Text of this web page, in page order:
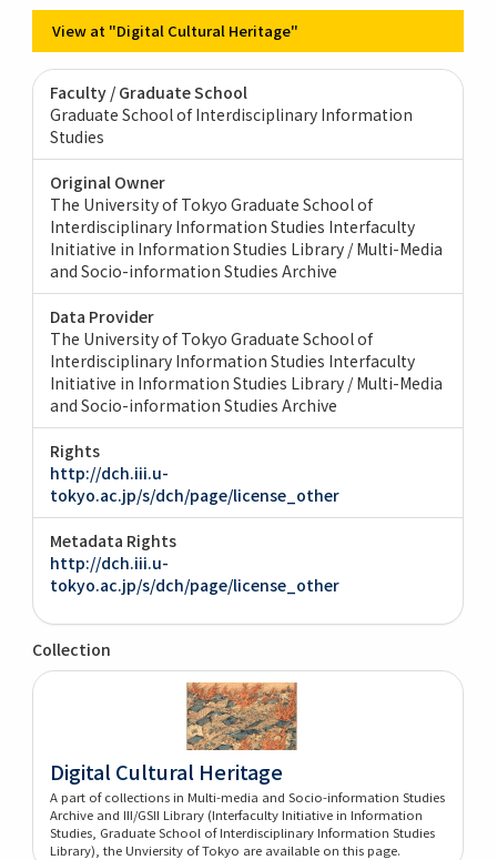
View at "Digital Cultural Heritage"
Faculty / Graduate School
Graduate School of Interdisciplinary Information
Studies
Original Owner
The University of Tokyo Graduate School of
Interdisciplinary Information Studies Interfaculty
Initiative in Information Studies Library / Multi-Media
and Socio-information Studies Archive
Data Provider
The University of Tokyo Graduate School of
Interdisciplinary Information Studies Interfaculty
Initiative in Information Studies Library / Multi-Media
and Socio-information Studies Archive
Rights
http://dch.iii.u-
tokyo.ac.jp/s/dch/page/license_other
Metadata Rights
http://dch.iii.u-
tokyo.ac.jp/s/dch/page/license_other
Collection
Digital Cultural Heritage
A part of collections in Multi-media and Socio-information Studies
Archive and III/GSII Library (Interfaculty Initiative in Information
Studies, Graduate School of Interdisciplinary Information Studies
Library), the Unviersity of Tokyo are available on this page.